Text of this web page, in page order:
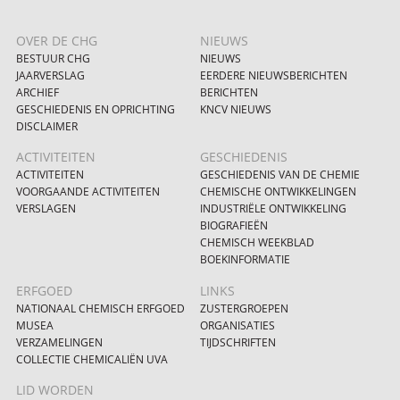
OVER DE CHG
BESTUUR CHG
JAARVERSLAG
ARCHIEF
GESCHIEDENIS EN OPRICHTING
DISCLAIMER
NIEUWS
NIEUWS
EERDERE NIEUWSBERICHTEN
BERICHTEN
KNCV NIEUWS
ACTIVITEITEN
ACTIVITEITEN
VOORGAANDE ACTIVITEITEN
VERSLAGEN
GESCHIEDENIS
GESCHIEDENIS VAN DE CHEMIE
CHEMISCHE ONTWIKKELINGEN
INDUSTRIËLE ONTWIKKELING
BIOGRAFIEËN
CHEMISCH WEEKBLAD
BOEKINFORMATIE
ERFGOED
NATIONAAL CHEMISCH ERFGOED
MUSEA
VERZAMELINGEN
COLLECTIE CHEMICALIËN UVA
LINKS
ZUSTERGROEPEN
ORGANISATIES
TIJDSCHRIFTEN
LID WORDEN